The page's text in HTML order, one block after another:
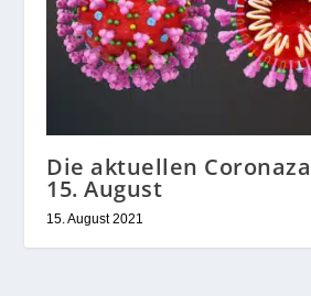
Die aktuellen
15. August
15. August 2021